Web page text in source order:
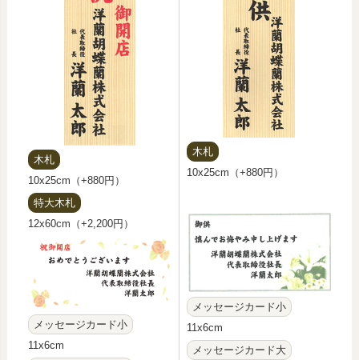
木札
10x25cm（+880円）
特大木札
12x60cm（+2,200円）
メッセージカード小
11x6cm
木札
10x25cm（+880円）
メッセージカード小
11x6cm
メッセージカード大